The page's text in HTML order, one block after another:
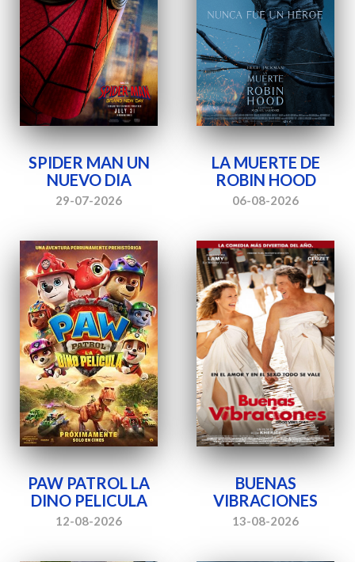
SPIDER MAN UN
NUEVO DIA
29-07-2026
LA MUERTE DE
ROBIN HOOD
06-08-2026
PAW PATROL LA
DINO PELICULA
12-08-2026
BUENAS
VIBRACIONES
13-08-2026